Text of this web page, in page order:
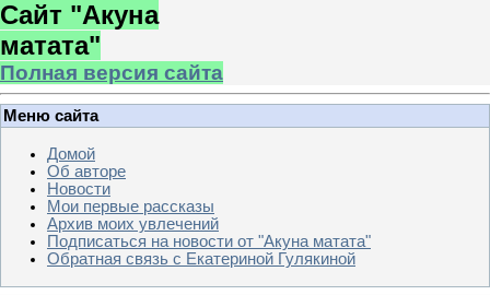
Сайт "Акуна
матата"
Полная версия сайта
Меню сайта
Домой
Об авторе
Новости
Мои первые рассказы
Архив моих увлечений
Подписаться на новости от "Акуна матата"
Обратная связь с Екатериной Гулякиной